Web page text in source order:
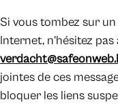
Si vous tombez sur
Internet, n’hésitez
jointes de ces
bloquer les liens